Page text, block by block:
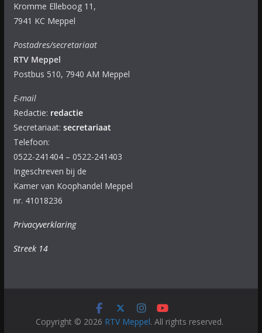
Kromme Elleboog 11,
7941 KC Meppel
Postadres/secretariaat
RTV Meppel
Postbus 510, 7940 AM Meppel
E-mail
Redactie: redactie
Secretariaat: secretariaat
Telefoon:
0522-241404 – 0522-241403
Ingeschreven bij de
Kamer van Koophandel Meppel
nr. 41018236
Privacyverklaring
Streek 14
Copyright © 2026 RTV Meppel. All rights reserved.